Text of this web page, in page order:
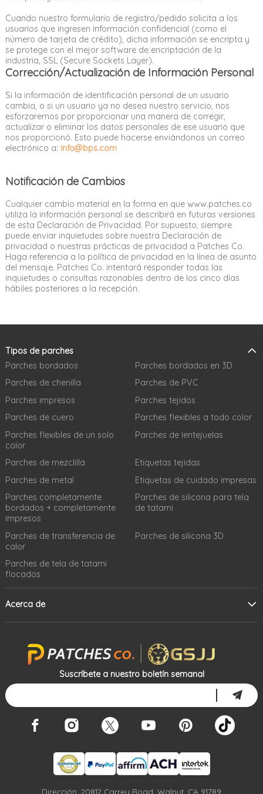
Cuando nuestro formulario de registro/pedido solicita a los
usuarios que ingresen información confidencial (como el
número de tarjeta de crédito), dicha información se encripta y
se protege con el mejor software de encriptación de la
industria, SSL (Secure Sockets Layer).
Corrección/Actualización de Información Personal
Si la información de identificación personal de un usuario
cambia, o si un usuario ya no desea nuestro servicio, nos
esforzaremos por proporcionar una manera de corregir,
actualizar o eliminar los datos personales de ese usuario que
nos proporcionó. Esto puede hacerse enviándonos un correo
electrónico a: info@bps.com
Notificación de Cambios
Cualquier cambio material en la forma en que www.patches.co
utiliza la información personal se describirá en futuras versiones
de esta Declaración de Privacidad. Por supuesto, siempre
puede enviar inquietudes sobre nuestra Declaración de
privacidad o nuestras prácticas de privacidad a Patches Co.
Haga referencia a la política de privacidad en la línea de asunto
del mensaje. Patches Co. intentará responder todas las
inquietudes o consultas razonables dentro de los cinco días
hábiles posteriores a la recepción.
Dirección: 20812 Carrey Road, Walnut, CA 91789
Tipos de parches
Parches bordados
Parches bordados en 3D
Parches de chenilla
Parches de PVC
Parches impresos
Parches tejidos
Parches de cuero
Parches flexibles a todo color
Parches flexibles de un solo
color
Parches de lentejuelas
Parches de mezclilla
Etiquetas tejidas
Parches de metal
Etiquetas de cuidado impresas
Parches completamente
bordados + completamente
impresos
Parches de silicona para tela
de tatami
Parches de transferencia de
calor
Parches de silicona 3D
Parches de tela de tatami
flocados
Acerca de
Suscríbete a nuestro boletín semanal